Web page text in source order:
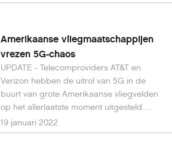
daarbij het populairst.
Amerikaanse vliegmaatschappijen
vrezen 5G-chaos
UPDATE - Telecomproviders AT&T en
Verizon hebben de uitrol van 5G in de
buurt van grote Amerikaanse vliegvelden
op het allerlaatste moment uitgesteld.
Internationale vliegmaatschappijen
hebben ondertussen tientallen vluchten
19 januari 2022